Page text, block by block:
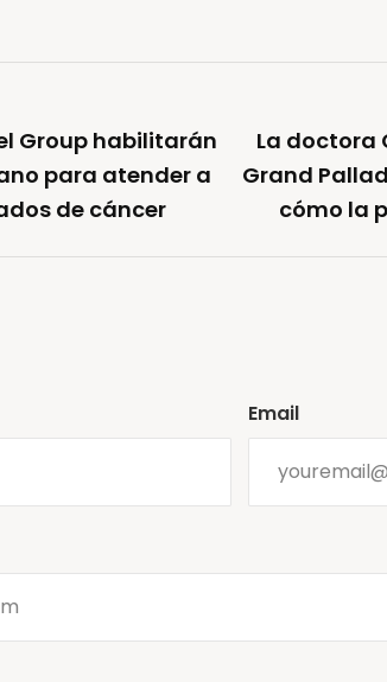
Group habilitarán
para atender a
de cáncer
La doctora
Grand
cómo la
Email